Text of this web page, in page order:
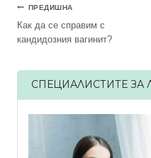
Навигация
ПРЕДИШНА
Как да се справим с
кандидозния вагинит?
СПЕЦИАЛИСТИТЕ ЗА